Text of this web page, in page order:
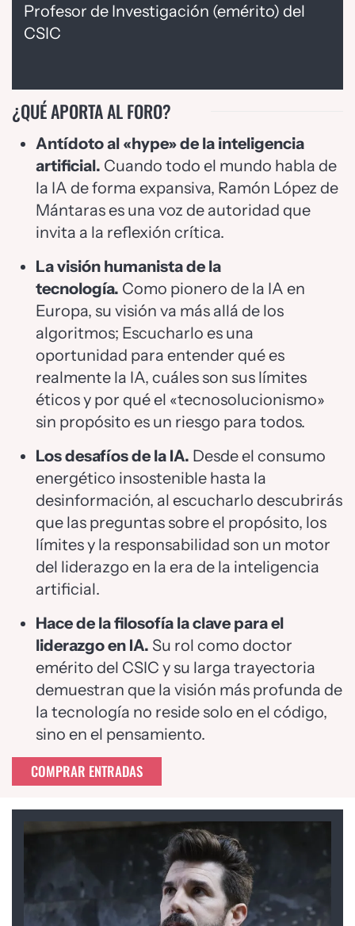
Profesor de Investigación (emérito) del
CSIC
¿QUÉ APORTA AL FORO?
Antídoto al «hype» de la inteligencia
artificial. Cuando todo el mundo habla de
la IA de forma expansiva, Ramón López de
Mántaras es una voz de autoridad que
invita a la reflexión crítica.
La visión humanista de la
tecnología. Como pionero de la IA en
Europa, su visión va más allá de los
algoritmos; Escucharlo es una
oportunidad para entender qué es
realmente la IA, cuáles son sus límites
éticos y por qué el «tecnosolucionismo»
sin propósito es un riesgo para todos.
Los desafíos de la IA. Desde el consumo
energético insostenible hasta la
desinformación, al escucharlo descubrirás
que las preguntas sobre el propósito, los
límites y la responsabilidad son un motor
del liderazgo en la era de la inteligencia
artificial.
Hace de la filosofía la clave para el
liderazgo en IA. Su rol como doctor
emérito del CSIC y su larga trayectoria
demuestran que la visión más profunda de
la tecnología no reside solo en el código,
sino en el pensamiento.
COMPRAR ENTRADAS